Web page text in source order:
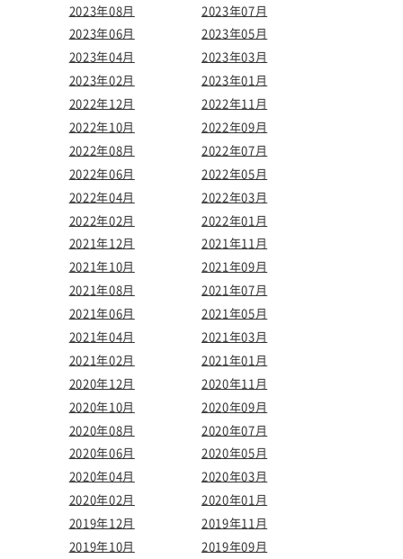
2023年08月
2023年07月
2023年06月
2023年05月
2023年04月
2023年03月
2023年02月
2023年01月
2022年12月
2022年11月
2022年10月
2022年09月
2022年08月
2022年07月
2022年06月
2022年05月
2022年04月
2022年03月
2022年02月
2022年01月
2021年12月
2021年11月
2021年10月
2021年09月
2021年08月
2021年07月
2021年06月
2021年05月
2021年04月
2021年03月
2021年02月
2021年01月
2020年12月
2020年11月
2020年10月
2020年09月
2020年08月
2020年07月
2020年06月
2020年05月
2020年04月
2020年03月
2020年02月
2020年01月
2019年12月
2019年11月
2019年10月
2019年09月